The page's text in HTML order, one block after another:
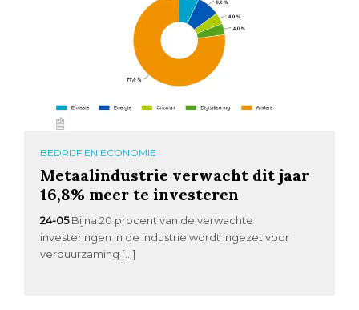
BEDRIJF EN ECONOMIE
Metaalindustrie verwacht dit jaar
16,8% meer te investeren
24-05 Bijna 20 procent van de verwachte
investeringen in de industrie wordt ingezet voor
verduurzaming […]